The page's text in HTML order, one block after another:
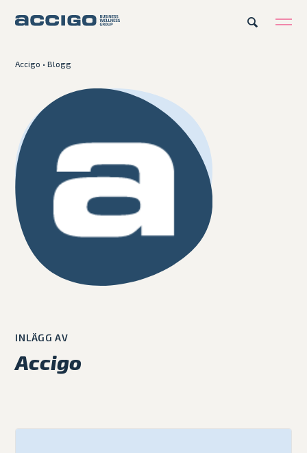
Erbjudande
Plattformar
Kunskapsbank
Om Accigo
Accigo •Blogg
INLÄGG AV
Accigo